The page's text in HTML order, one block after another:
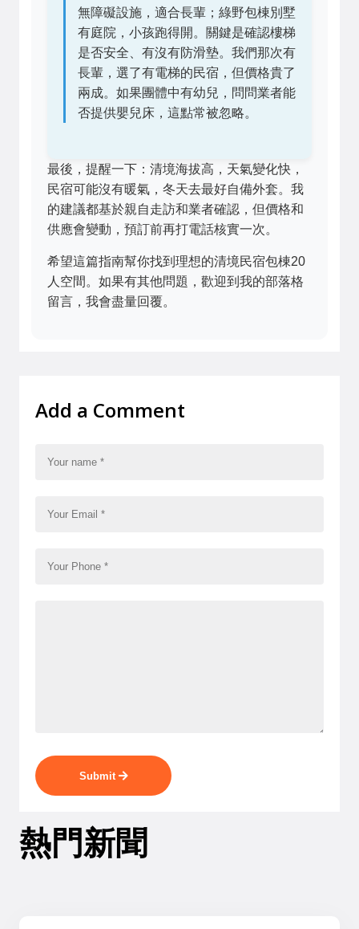
無障礙設施，適合長輩；綠野包棟別墅
有庭院，小孩跑得開。關鍵是確認樓梯
是否安全、有沒有防滑墊。我們那次有
長輩，選了有電梯的民宿，但價格貴了
兩成。如果團體中有幼兒，問問業者能
否提供嬰兒床，這點常被忽略。
最後，提醒一下：清境海拔高，天氣變化快，
民宿可能沒有暖氣，冬天去最好自備外套。我
的建議都基於親自走訪和業者確認，但價格和
供應會變動，預訂前再打電話核實一次。
希望這篇指南幫你找到理想的清境民宿包棟20
人空間。如果有其他問題，歡迎到我的部落格
留言，我會盡量回覆。
Add a Comment
Submit
熱門新聞